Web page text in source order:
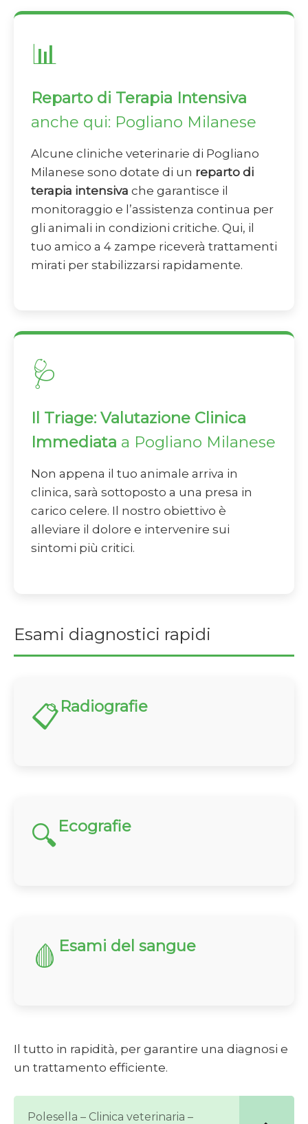
📊
Reparto di Terapia Intensiva
anche qui: Pogliano Milanese
Alcune cliniche veterinarie di Pogliano
Milanese sono dotate di un reparto di
terapia intensiva che garantisce il
monitoraggio e l’assistenza continua per
gli animali in condizioni critiche. Qui, il
tuo amico a 4 zampe riceverà trattamenti
mirati per stabilizzarsi rapidamente.
🩺
Il Triage: Valutazione Clinica
Immediata a Pogliano Milanese
Non appena il tuo animale arriva in
clinica, sarà sottoposto a una presa in
carico celere. Il nostro obiettivo è
alleviare il dolore e intervenire sui
sintomi più critici.
Esami diagnostici rapidi
📋Radiografie
🔍Ecografie
🩸 Esami del sangue
Il tutto in rapidità, per garantire una diagnosi e
un trattamento efficiente.
Polesella – Clinica veterinaria –